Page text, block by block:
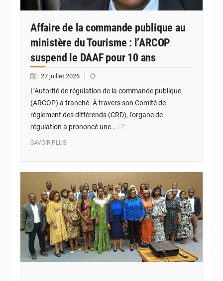
Affaire de la commande publique au
ministère du Tourisme : l’ARCOP
suspend le DAAF pour 10 ans
27 juillet 2026
L’Autorité de régulation de la commande publique
(ARCOP) a tranché. À travers son Comité de
règlement des différends (CRD), l'organe de
régulation a prononcé une…
SAVOIR PLUS